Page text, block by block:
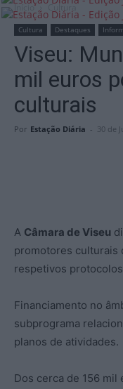
Início Cultura
Cultura Destaques
Viseu:
mil euros
culturais
Por Estação Diária - 30 de
A Câmara de Viseu
promotores culturais
respetivos
Financiamento no
subprograma
planos de atividades.
Dos cerca de 156 mil